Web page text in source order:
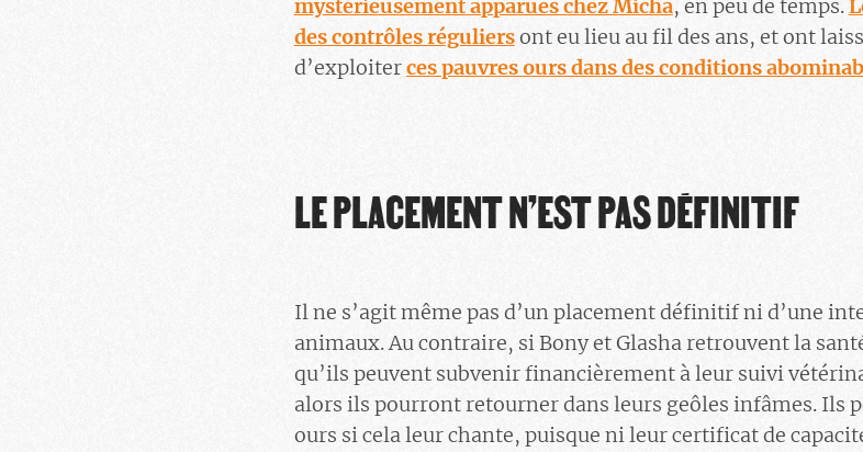
mystérieusement apparues chez Micha, en peu de temps.
des contrôles réguliersont eu lieu au fil des ans, et ont
d’exploiterces pauvres ours dans des conditions
LE PLACEMENT N’EST PAS DÉFINITIF
Il ne s’agit même pas d’un placement définitif ni d’une
animaux. Au contraire, si Bony et Glasha retrouvent la
qu’ils peuvent subvenir financièrement à leur suivi
alors ils pourront retourner dans leurs geôles infâmes. Ils
ours si cela leur chante, puisque ni leur certificat de